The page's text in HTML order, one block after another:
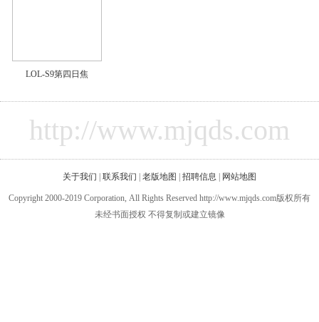
LOL-S9第四日焦
http://www.mjqds.com
关于我们 联系我们 老版地图 招聘信息 网站地图
Copyright 2000-2019 Corporation, All Rights Reserved http://www.mjqds.com版权所有
未经书面授权 不得复制或建立镜像